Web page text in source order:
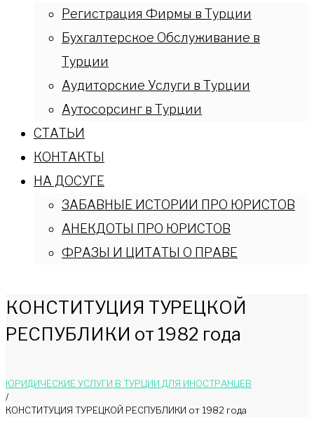
Регистрация Фирмы в Турции
Бухгалтерское Обслуживание в
Турции
Аудиторские Услуги в Турции
Аутосорсинг в Турции
СТАТЬИ
КОНТАКТЫ
НА ДОСУГЕ
ЗАБАВНЫЕ ИСТОРИИ ПРО ЮРИСТОВ
АНЕКДОТЫ ПРО ЮРИСТОВ
ФРАЗЫ И ЦИТАТЫ О ПРАВЕ
КОНСТИТУЦИЯ ТУРЕЦКОЙ
РЕСПУБЛИКИ от 1982 года
ЮРИДИЧЕСКИЕ УСЛУГИ В ТУРЦИИ ДЛЯ ИНОСТРАНЦЕВ
/
КОНСТИТУЦИЯ ТУРЕЦКОЙ РЕСПУБЛИКИ от 1982 года